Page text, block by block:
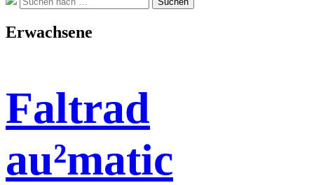
nach:
Erwachsene
Faltrad
au²matic